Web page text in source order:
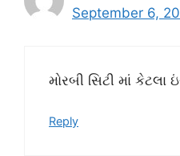
September 6,
મોરબી સિટી માં
Reply